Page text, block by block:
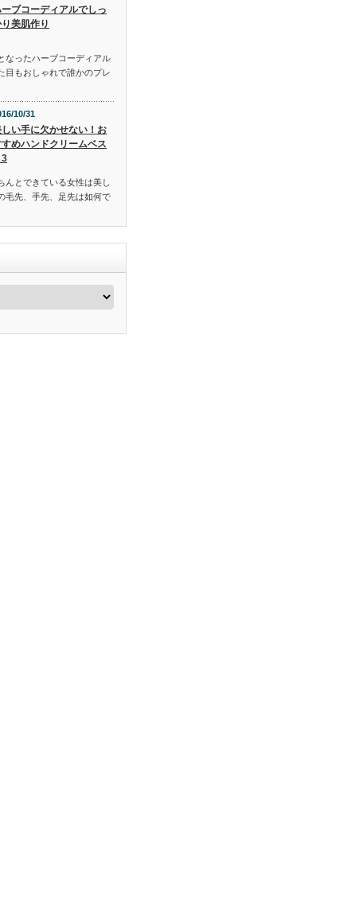
ブコーディアルでしっ
美肌作り
なったハーブコーディアル
目もおしゃれで誰かのプレ
10/31
い手に欠かせない！お
めハンドクリームベス
3
んとできている女性は美し
毛先、手先、足先は如何で